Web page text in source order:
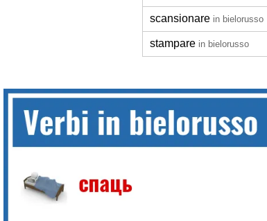
scansionare in bielorusso
stampare in bielorusso